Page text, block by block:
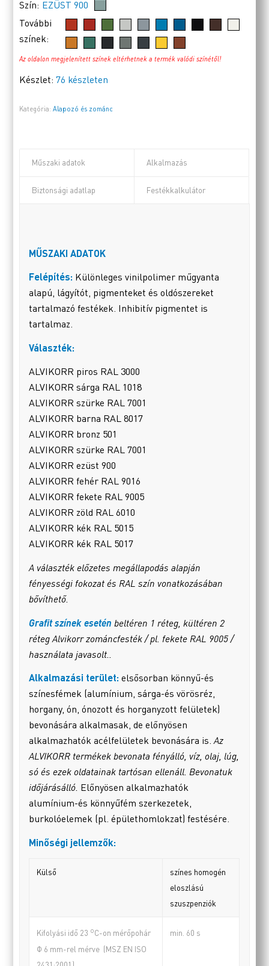
Szín: EZÜST 900
További
színek:
Az oldalon megjelenített színek eltérhetnek a termék valódi színétől!
Készlet:76 készleten
Kategória:Alapozó és zománc
Műszaki adatok Alkalmazás
Biztonsági adatlap Festékkalkulátor
MŰSZAKI ADATOK
Felépítés: Különleges vinilpolimer műgyanta
alapú, lágyítót, pigmenteket és oldószereket
tartalmazó festékek. Inhibitív pigmentet is
tartalmaz.
Választék:
ALVIKORR piros RAL 3000
ALVIKORR sárga RAL 1018
ALVIKORR szürke RAL 7001
ALVIKORR barna RAL 8017
ALVIKORR bronz 501
ALVIKORR szürke RAL 7001
ALVIKORR ezüst 900
ALVIKORR fehér RAL 9016
ALVIKORR fekete RAL 9005
ALVIKORR zöld RAL 6010
ALVIKORR kék RAL 5015
ALVIKORR kék RAL 5017
A választék előzetes megállapodás alapján
fényességi fokozat és RAL szín vonatkozásában
bővíthető.
Grafit színek esetén beltéren 1 réteg, kültéren 2
réteg Alvikorr zománcfesték / pl. fekete RAL 9005 /
használata javasolt..
Alkalmazási terület: elsősorban könnyű-és
színesfémek (alumínium, sárga-és vörösréz,
horgany, ón, ónozott és horganyzott felületek)
bevonására alkalmasak, de előnyösen
alkalmazhatók acélfelületek bevonására is.Az
ALVIKORR termékek bevonata fényálló, víz, olaj, lúg,
só és ezek oldatainak tartósan ellenáll. Bevonatuk
időjárásálló. Előnyösen alkalmazhatók
alumínium-és könnyűfém szerkezetek,
burkolóelemek (pl. épülethomlokzat) festésére.
Minőségi jellemzők:
Külső
színes homogén
eloszlású
szuszpenziók
Kifolyási idő 23 oC-on mérőpohár
Φ 6 mm-rel mérve (MSZ EN ISO
min. 60 s